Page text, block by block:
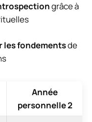
grâce à
les fondementsde
Année
personnelle 2